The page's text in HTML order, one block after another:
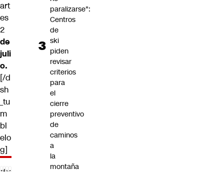
art
es
2
de
juli
o.
[/d
sh
_tu
m
bl
elo
g]
paralizarse":
Centros
de
ski
piden
revisar
criterios
para
el
cierre
preventivo
de
caminos
a
la
montaña